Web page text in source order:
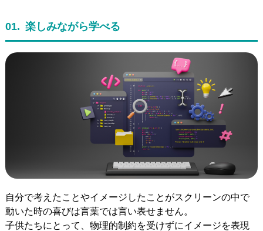
01. 楽しみながら学べる
自分で考えたことやイメージしたことがスクリーンの中で
動いた時の喜びは言葉では言い表せません。
子供たちにとって、物理的制約を受けずにイメージを表現